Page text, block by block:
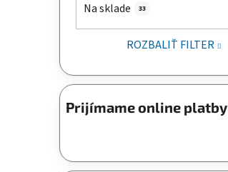
Na sklade 33
ROZBALIŤ FILTER
Prijímame online platby